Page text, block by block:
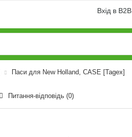
Вхід в B2B
Паси для New Holland, CASE [Tagex]
Питання-відповідь (0)